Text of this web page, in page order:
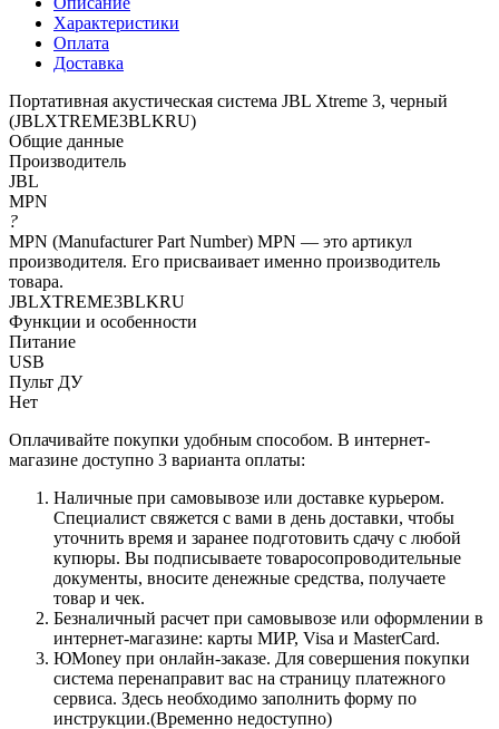
Характеристики
Оплата
Доставка
Портативная акустическая система JBL Xtreme 3, черный
(JBLXTREME3BLKRU)
Общие данные
Производитель
JBL
MPN
?
MPN (Manufacturer Part Number) MPN — это артикул
производителя. Его присваивает именно производитель
товара.
JBLXTREME3BLKRU
Функции и особенности
Питание
USB
Пульт ДУ
Нет
Оплачивайте покупки удобным способом. В интернет-
магазине доступно 3 варианта оплаты:
Наличные при самовывозе или доставке курьером.
Специалист свяжется с вами в день доставки, чтобы
уточнить время и заранее подготовить сдачу с любой
купюры. Вы подписываете товаросопроводительные
документы, вносите денежные средства, получаете
товар и чек.
Безналичный расчет при самовывозе или оформлении в
интернет-магазине: карты МИР, Visa и MasterCard.
ЮMoney при онлайн-заказе. Для совершения покупки
система перенаправит вас на страницу платежного
сервиса. Здесь необходимо заполнить форму по
инструкции.(Временно недоступно)